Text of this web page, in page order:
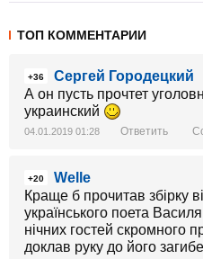
ТОП КОММЕНТАРИИ
+36
Сергей Городецкий
А он пусть прочтет
украинский
04.01.2019 01:28 Ответить
+20
Welle
Краще б прочитав збірку
українського поета
нічних гостей скромного
доклав руку до його